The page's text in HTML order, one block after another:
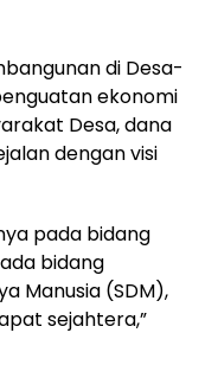
di Desa-
ekonomi
Desa, dana
dengan visi
pada bidang
bidang
Manusia (SDM),
sejahtera,”